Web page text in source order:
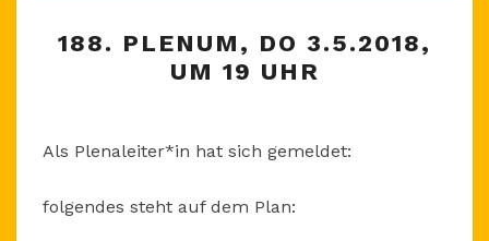
PLENUM,
DO
UHR
188. PLENUM, DO 3.5.2018,
UM 19 UHR
Als Plenaleiter*in hat sich gemeldet:
folgendes steht auf dem Plan: